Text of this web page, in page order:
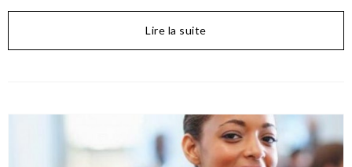
Lire la suite